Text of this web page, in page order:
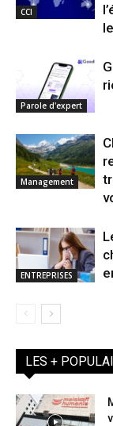
CCI
Parole d'expert
Management
ENTREPRISES
LES +